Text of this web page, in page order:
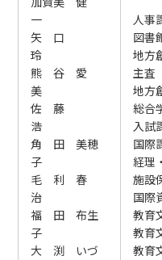
一
矢 口
玲
熊 谷 愛
美
佐 藤
浩
角 田 美穂
子
毛 利 春
治
福 田 布生
子
大 渕 いづ
人事
図書
地方
主査
地方
総合
入試
国際
経理
施設
国際
教育
教育
教育